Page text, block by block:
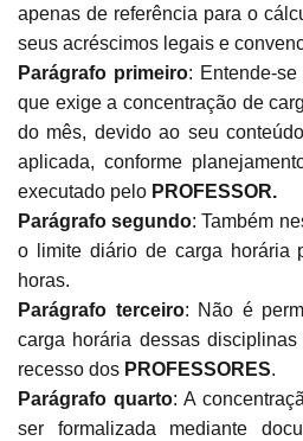
apenas de referência para o
seus acréscimos legais e
Parágrafo primeiro: Entende-
que exige a concentração de
do mês, devido ao seu
aplicada, conforme
executado pelo PROFESSOR.
Parágrafo segundo: Também
o limite diário de carga horária
horas.
Parágrafo terceiro: Não é
carga horária dessas
recesso dos PROFESSORES.
Parágrafo quarto: A
ser formalizada mediante